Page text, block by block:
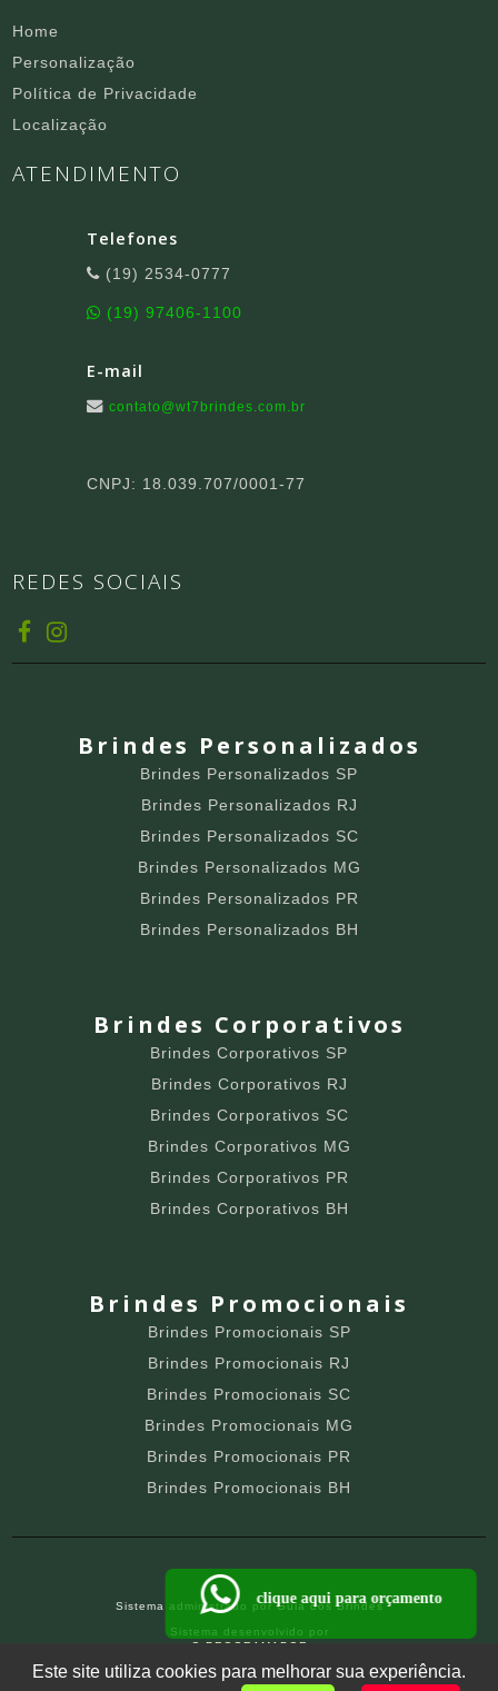
Home
Personalização
Política de Privacidade
Localização
ATENDIMENTO
Telefones
(19) 2534-0777
(19) 97406-1100
E-mail
contato@wt7brindes.com.br
CNPJ: 18.039.707/0001-77
REDES SOCIAIS
Brindes Personalizados
Brindes Personalizados SP
Brindes Personalizados RJ
Brindes Personalizados SC
Brindes Personalizados MG
Brindes Personalizados PR
Brindes Personalizados BH
Brindes Corporativos
Brindes Corporativos SP
Brindes Corporativos RJ
Brindes Corporativos SC
Brindes Corporativos MG
Brindes Corporativos PR
Brindes Corporativos BH
Brindes Promocionais
Brindes Promocionais SP
Brindes Promocionais RJ
Brindes Promocionais SC
Brindes Promocionais MG
Brindes Promocionais PR
Brindes Promocionais BH
Sistema administrado porGuia dos Brindes
Sistema desenvolvido por
O PROGRAMADOR
clique aqui para orçamento
Este site utiliza cookies para melhorar sua experiência.